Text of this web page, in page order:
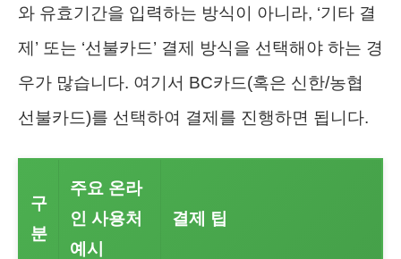
와 유효기간을 입력하는 방식이 아니라, ‘기타 결
제’ 또는 ‘선불카드’ 결제 방식을 선택해야 하는 경
우가 많습니다. 여기서 BC카드(혹은 신한/농협
선불카드)를 선택하여 결제를 진행하면 됩니다.
구
분
주요 온라
인 사용처
예시
결제 팁